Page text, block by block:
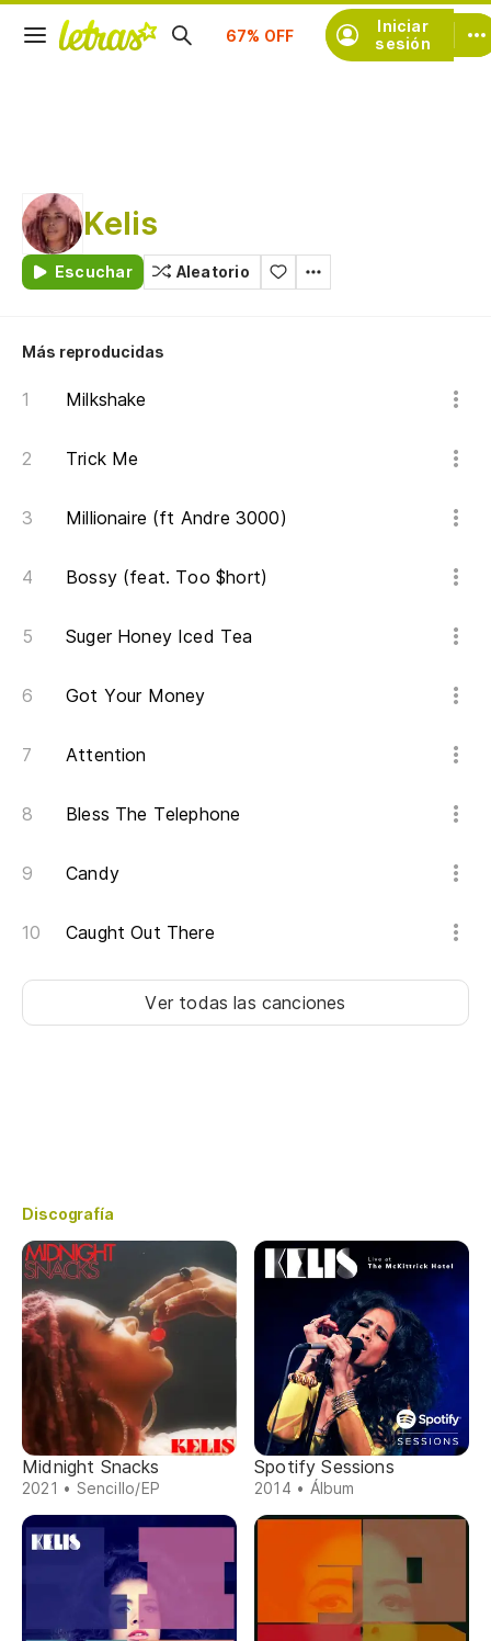
Iniciar
sesión
Suscríbete
Kelis
Escuchar Aleatorio
Más reproducidas
Milkshake
Trick Me
Millionaire (ft Andre 3000)
Bossy (feat. Too $hort)
Suger Honey Iced Tea
Got Your Money
Attention
Bless The Telephone
Candy
Caught Out There
Ver todas las canciones
Discografía
Midnight Snacks
2021 • Sencillo/EP
Spotify Sessions
2014 • Álbum